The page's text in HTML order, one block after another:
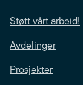
Støtt vårt arbeid!
Avdelinger
Prosjekter